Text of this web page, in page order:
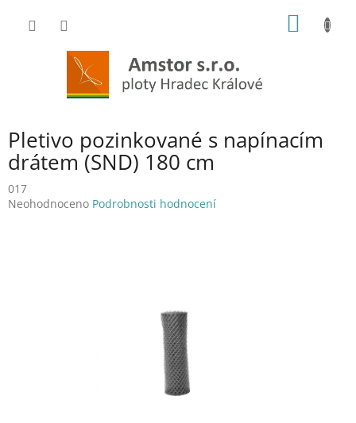
Pletivo pozinkované s napínacím
drátem (SND) 180 cm
017
Průměrné
Neohodnoceno Podrobnosti hodnocení